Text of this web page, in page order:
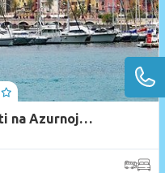
na Azurnoj